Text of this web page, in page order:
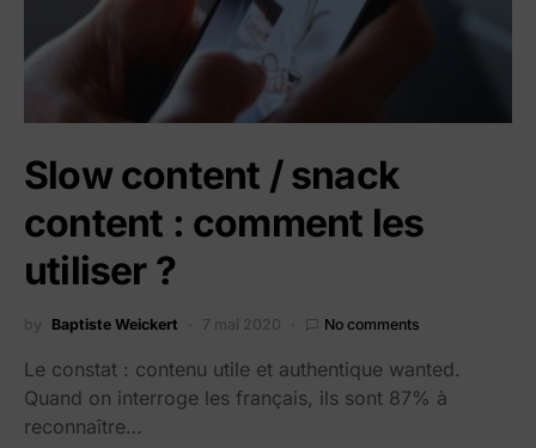
Slow content / snack
content : comment les
utiliser ?
by Baptiste Weickert 7 mai 2020 No comments
Le constat : contenu utile et authentique wanted.
Quand on interroge les français, ils sont 87% à
reconnaître…